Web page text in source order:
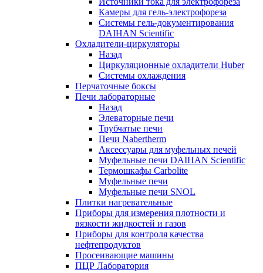
Камеры для гель-электрофореза
Системы гель-документирования
DAIHAN Scientific
Охладители-циркуляторы
Назад
Циркуляционные охладители Huber
Системы охлаждения
Перчаточные боксы
Печи лабораторные
Назад
Элеваторные печи
Трубчатые печи
Печи Nabertherm
Аксессуары для муфельных печей
Муфельные печи DAIHAN Scientific
Термошкафы Carbolite
Муфельные печи
Муфельные печи SNOL
Плитки нагревательные
Приборы для измерения плотности и
вязкости жидкостей и газов
Приборы для контроля качества
нефтепродуктов
Просеивающие машины
ПЦР Лаборатория